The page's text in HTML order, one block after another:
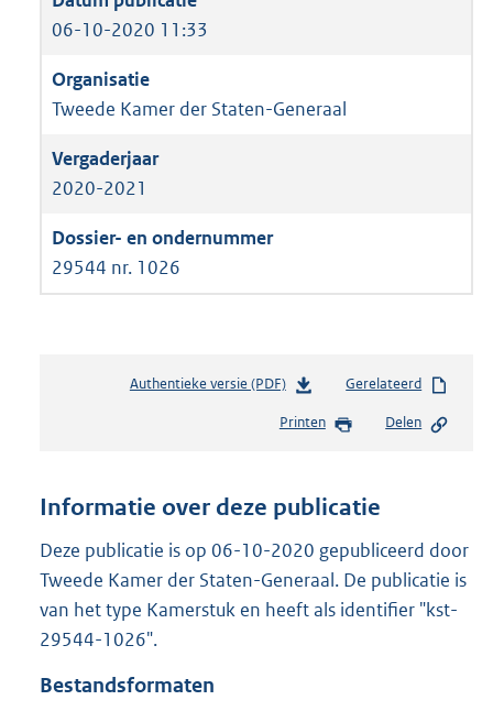
06-10-2020 11:33
Tweede Kamer der Staten-Generaal
2020-2021
29544 nr. 1026
Authentieke versie (PDF)b
s
n
s
r
o
Gerelateerd
Printen Delen
Informatie over deze publicatie
Deze publicatie is op 06-10-2020 gepubliceerd door
Tweede Kamer der Staten-Generaal. De publicatie is
van het type Kamerstuk en heeft als identifier "kst-
29544-1026".
Bestandsformaten